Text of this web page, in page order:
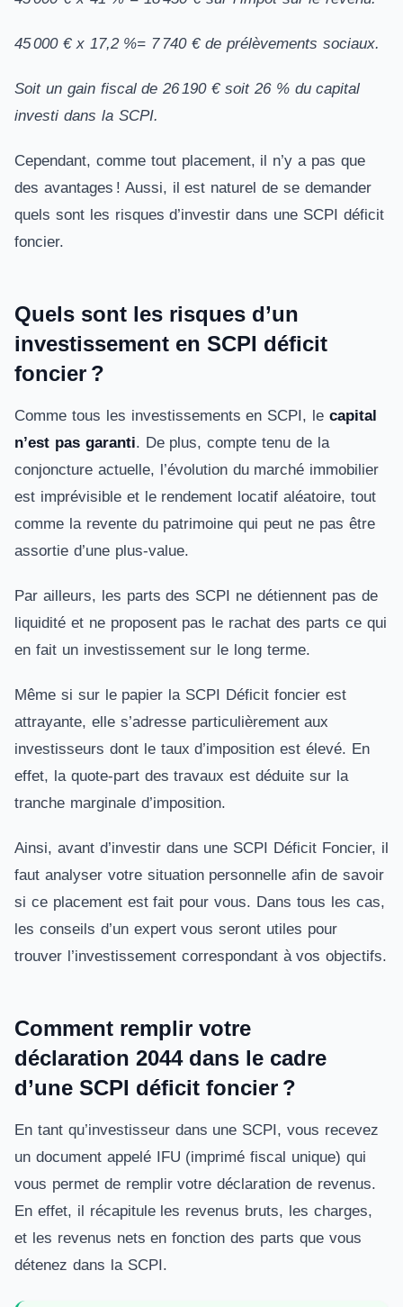
45 000 € x 17,2 %= 7 740 € de prélèvements sociaux.
Soit un gain fiscal de 26 190 € soit 26 % du capital
investi dans la SCPI.
Cependant, comme tout placement, il n’y a pas que
des avantages ! Aussi, il est naturel de se demander
quels sont les risques d’investir dans une SCPI déficit
foncier.
Quels sont les risques d’un
investissement en SCPI déficit
foncier ?
Comme tous les investissements en SCPI, le capital
n’est pas garanti. De plus, compte tenu de la
conjoncture actuelle, l’évolution du marché immobilier
est imprévisible et le rendement locatif aléatoire, tout
comme la revente du patrimoine qui peut ne pas être
assortie d’une plus-value.
Par ailleurs, les parts des SCPI ne détiennent pas de
liquidité et ne proposent pas le rachat des parts ce qui
en fait un investissement sur le long terme.
Même si sur le papier la SCPI Déficit foncier est
attrayante, elle s’adresse particulièrement aux
investisseurs dont le taux d’imposition est élevé. En
effet, la quote-part des travaux est déduite sur la
tranche marginale d’imposition.
Ainsi, avant d’investir dans une SCPI Déficit Foncier, il
faut analyser votre situation personnelle afin de savoir
si ce placement est fait pour vous. Dans tous les cas,
les conseils d’un expert vous seront utiles pour
trouver l’investissement correspondant à vos objectifs.
Comment remplir votre
déclaration 2044 dans le cadre
d’une SCPI déficit foncier ?
En tant qu’investisseur dans une SCPI, vous recevez
un document appelé IFU (imprimé fiscal unique) qui
vous permet de remplir votre déclaration de revenus.
En effet, il récapitule les revenus bruts, les charges,
et les revenus nets en fonction des parts que vous
détenez dans la SCPI.